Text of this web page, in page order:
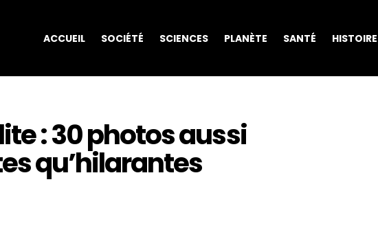
ACCUEIL SOCIÉTÉ SCIENCES PLANÈTE SANTÉ HISTOIRE
: 30 photos aussi
qu’hilarantes